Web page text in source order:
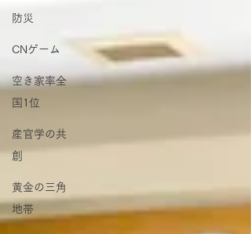
防災
CNゲーム
空き家率全
国1位
産官学の共
創
黄金の三角
地帯